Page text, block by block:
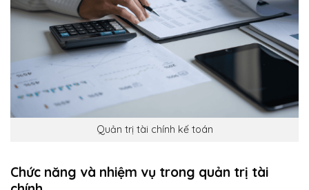
Quản trị tài chính kế toán
Chức năng và nhiệm vụ trong quản trị tài